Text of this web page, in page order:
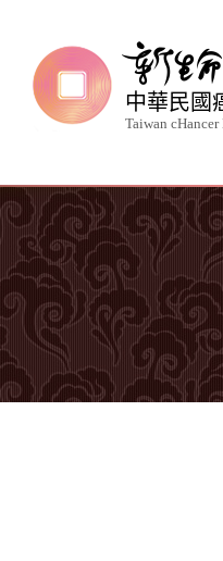
中華民國
Taiwan